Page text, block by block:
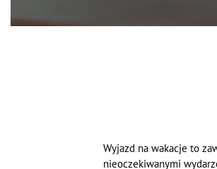
Wyjazd na wakacje to
nieoczekiwanymi